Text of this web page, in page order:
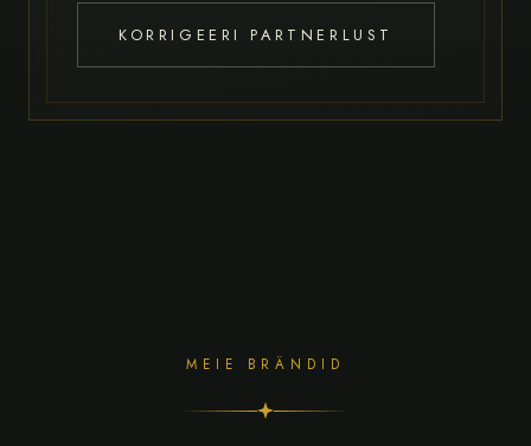
KORRIGEERI PARTNERLUST
MEIE BRÄNDID